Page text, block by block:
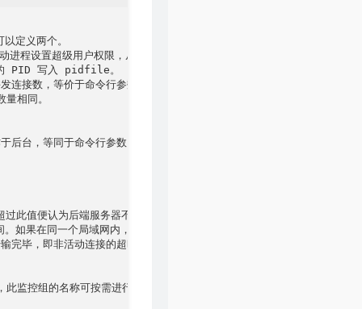
义两个。
置超级用户权限，从而提高安全性。
写入 pidfile。
数，等价于命令行参数 "-n"。
相同。
等同于命令行参数“-D”的功能。当然，也可以在命令行中用“-db”参
值便认为后端服务器不可用。
在同一个局域网内，可设置成较短的时间。
，即非活动连接的超时时间。
名称可按需进行自定义。